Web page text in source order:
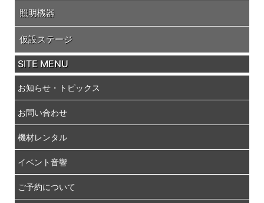
照明機器
仮設ステージ
SITE MENU
お知らせ・トピックス
お問い合わせ
機材レンタル
イベント音響
ご予約について